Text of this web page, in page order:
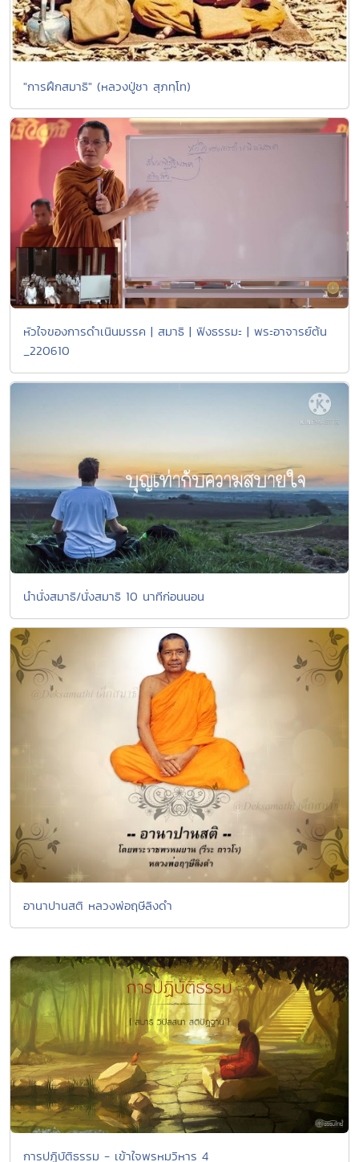
"การฝึกสมาธิ" (หลวงปู่ชา สุภทฺโท)
หัวใจของการดำเนินมรรค | สมาธิ | ฟังธรรมะ | พระอาจารย์ต้น
_220610
นํานั่งสมาธิ/นั่งสมาธิ 10 นาทีก่อนนอน
อานาปานสติ หลวงพ่อฤษีลิงดำ
การปฏิบัติธรรม - เข้าใจพรหมวิหาร 4